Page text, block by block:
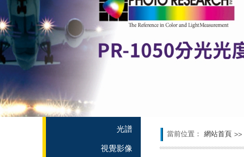
產品中心
光譜
視覺影像
當前位置： 網站首頁 >>